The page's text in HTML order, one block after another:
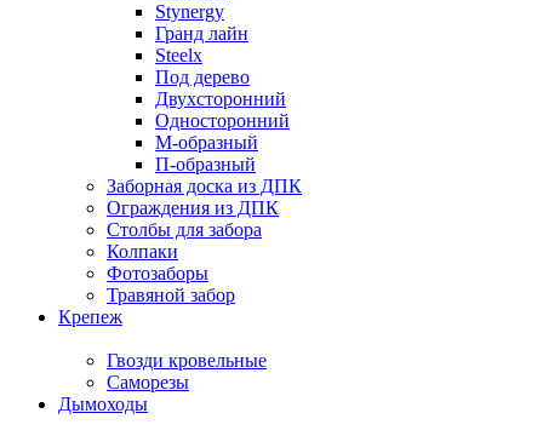
Stynergy
Гранд лайн
Steelx
Под дерево
Двухсторонний
Односторонний
М-образный
П-образный
Заборная доска из ДПК
Ограждения из ДПК
Столбы для забора
Колпаки
Фотозаборы
Травяной забор
Крепеж
Гвозди кровельные
Саморезы
Дымоходы